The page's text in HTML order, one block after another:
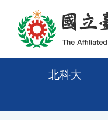
移至網頁之主要內容區
北科大